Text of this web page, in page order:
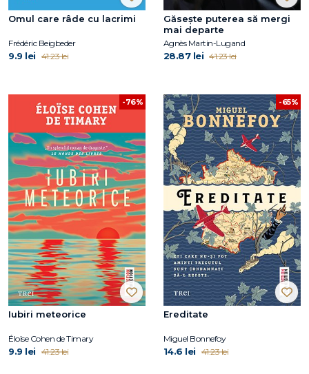
Omul care râde cu lacrimi
Frédéric Beigbeder
9.9 lei 41.23 lei
Găsește puterea să mergi
mai departe
Agnès Martin-Lugand
28.87 lei 41.23 lei
-76%
Iubiri meteorice
Éloïse Cohen de Timary
9.9 lei 41.23 lei
-65%
Ereditate
Miguel Bonnefoy
14.6 lei 41.23 lei